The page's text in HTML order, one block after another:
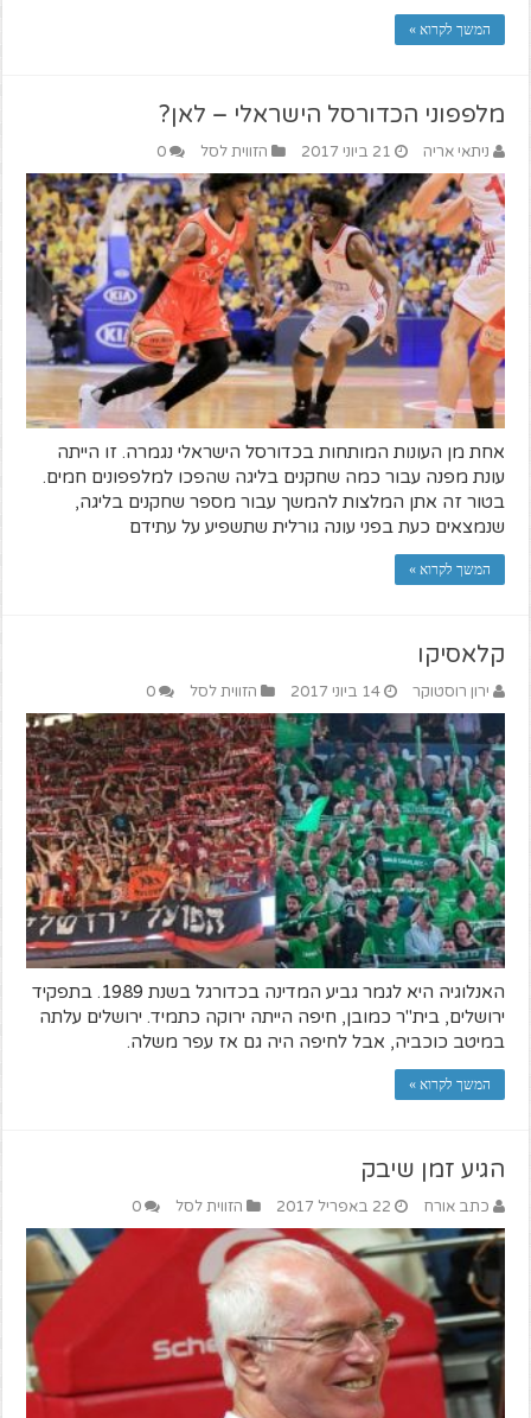
המשך לקרוא »
מלפפוני הכדורסל הישראלי – לאן?
ניתאי אריה 21 ביוני 2017 הזווית לסל 0
אחת מן העונות המותחות בכדורסל הישראלי נגמרה. זו הייתה
עונת מפנה עבור כמה שחקנים בליגה שהפכו למלפפונים חמים.
בטור זה אתן המלצות להמשך עבור מספר שחקנים בליגה,
שנמצאים כעת בפני עונה גורלית שתשפיע על עתידם
המשך לקרוא »
קלאסיקו
ירון רוסטוקר 14 ביוני 2017 הזווית לסל 0
האנלוגיה היא לגמר גביע המדינה בכדורגל בשנת 1989. בתפקיד
ירושלים, בית"ר כמובן, חיפה הייתה ירוקה כתמיד. ירושלים עלתה
במיטב כוכביה, אבל לחיפה היה גם אז עפר משלה.
המשך לקרוא »
הגיע זמן שיבק
כתב אורח 22 באפריל 2017 הזווית לסל 0